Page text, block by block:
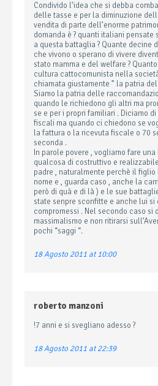
Condivido l’idea che si debba
delle tasse e per la diminuzione
vendita di parte dell’enorme
domanda è ? quanti italiani pensate
a questa battaglia ? Quante decine
che vivono o sperano di vivere
stato mamma e del welfare ?
cultura cattocomunista nella
chiamata giustamente ” la patria
Siamo la patria delle
quando le richiedono gli altri ma
se e per i propri familiari . Diciamo
fiscali ma quando ci chiedono se
la fattura o la ricevuta fiscale o 70
seconda .
In parole povere , vogliamo fare
qualcosa di costruttivo e
padre , naturalmente perchè il
nome e , guarda caso , anche la
però di quà e di là ) e le sue
state senpre sconfitte e anche lui si
compromessi . Nel secondo caso si
massimalismo e non ritirarsi
pochi “saggi “.
18 Agosto 2011 at 10:00
roberto manzoni
!7 anni e si svegliano adesso ?
18 Agosto 2011 at 22:39